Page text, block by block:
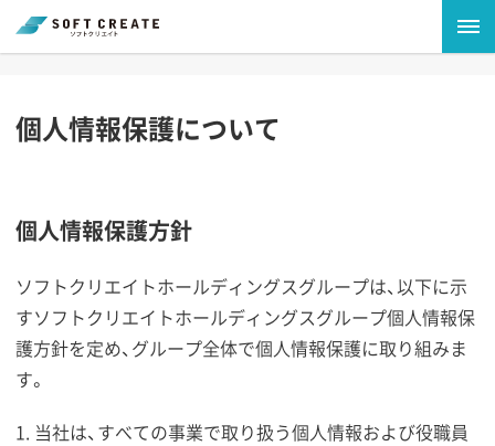
個人情報保護について
個人情報保護方針
ソフトクリエイトホールディングスグループは、以下に示
すソフトクリエイトホールディングスグループ個人情報保
護方針を定め、グループ全体で個人情報保護に取り組みま
す。
当社は、すべての事業で取り扱う個人情報および役職員